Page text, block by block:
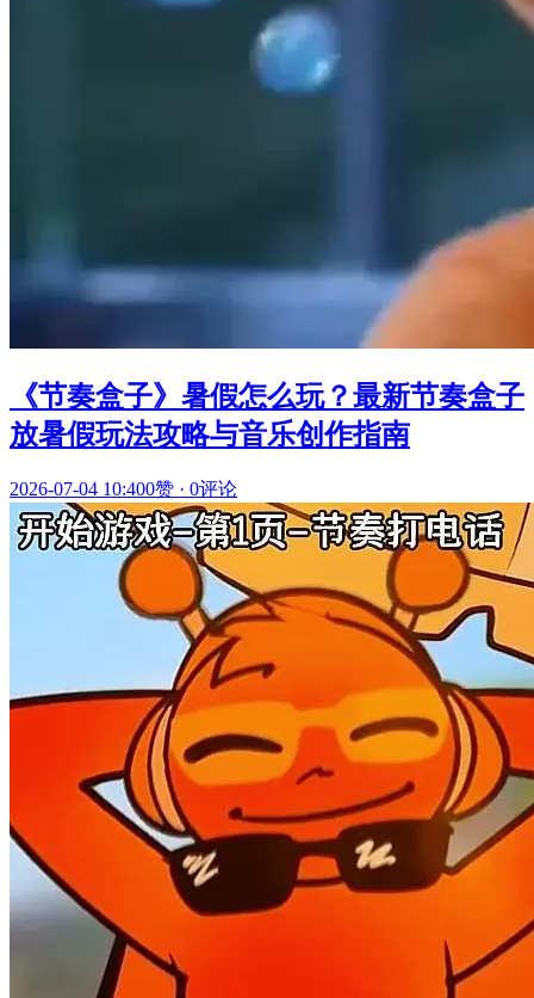
《节奏盒子》暑假怎么玩？最新节奏盒子
放暑假玩法攻略与音乐创作指南
2026-07-04 10:400赞 · 0评论